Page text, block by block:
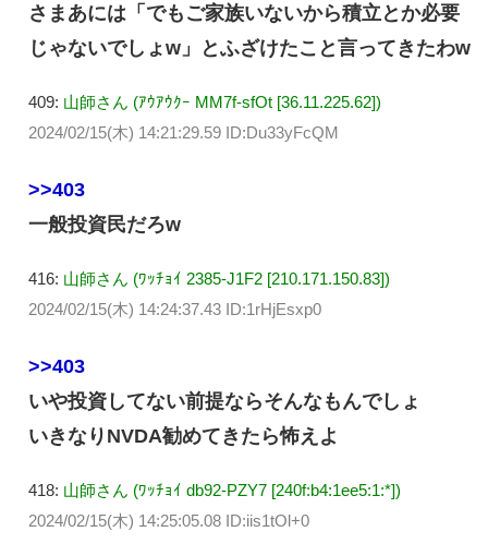
さまあには「でもご家族いないから積立とか必要
じゃないでしょw」とふざけたこと言ってきたわw
409: 山師さん (ｱｳｱｳｸｰ MM7f-sfOt [36.11.225.62])
2024/02/15(木) 14:21:29.59 ID:Du33yFcQM
>>403
一般投資民だろw
416: 山師さん (ﾜｯﾁｮｲ 2385-J1F2 [210.171.150.83])
2024/02/15(木) 14:24:37.43 ID:1rHjEsxp0
>>403
いや投資してない前提ならそんなもんでしょ
いきなりNVDA勧めてきたら怖えよ
418: 山師さん (ﾜｯﾁｮｲ db92-PZY7 [240f:b4:1ee5:1:*])
2024/02/15(木) 14:25:05.08 ID:iis1tOl+0